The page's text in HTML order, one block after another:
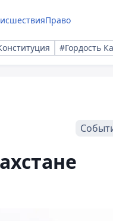
Право
#Гордость